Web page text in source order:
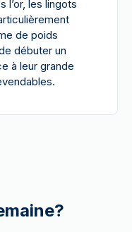
l’or, les lingots
de poids
débuter un
à leur grande